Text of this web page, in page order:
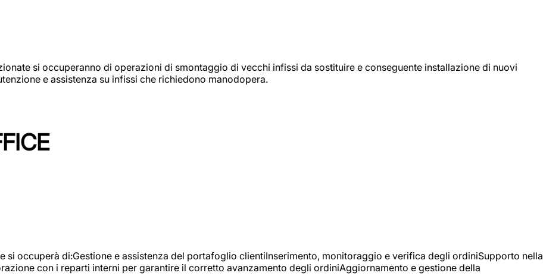
si occuperanno di operazioni di smontaggio di vecchi infissi da sostituire e conseguente installazione di nuovi
e assistenza su infissi che richiedono manodopera.
si occuperà di:Gestione e assistenza del portafoglio clientiInserimento, monitoraggio e verifica degli ordiniSupporto nella
con i reparti interni per garantire il corretto avanzamento degli ordiniAggiornamento e gestione della